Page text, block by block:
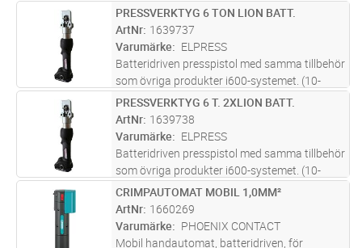
ST Lägg i kundvagn
PRESSVERKTYG 6 TON LION BATT.
ArtNr 1639737
Varumärke
ELPRESS
Batteridriven presspistol med samma tillbehör
som övriga produkter i600-systemet. (10-
150mm2 KRF/KSF) Presskraft 55 kN. 1st Li-
ion batterier och batteriladdare medföljer.
ST Lägg i kundvagn
PRESSVERKTYG 6 T. 2XLION BATT.
ArtNr 1639738
Varumärke
ELPRESS
Batteridriven presspistol med samma tillbehör
som övriga produkter i600-systemet. (10-
150mm2 KRF/KSF) Presskraft 55 kN. 2st Li-
ion batterier och batteriladdare medföljer.
ST Lägg i kundvagn
CRIMPAUTOMAT MOBIL 1,0MM²
ArtNr 1660269
Varumärke
PHOENIX CONTACT
Mobil handautomat, batteridriven, för